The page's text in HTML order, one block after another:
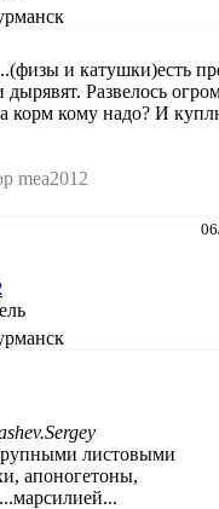
и катушки)есть
дырявят. Развелось
корм кому надо? И
mea2012
листовыми
апоногетоны,